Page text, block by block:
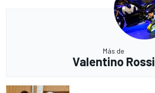
Más de
Valentino Rossi